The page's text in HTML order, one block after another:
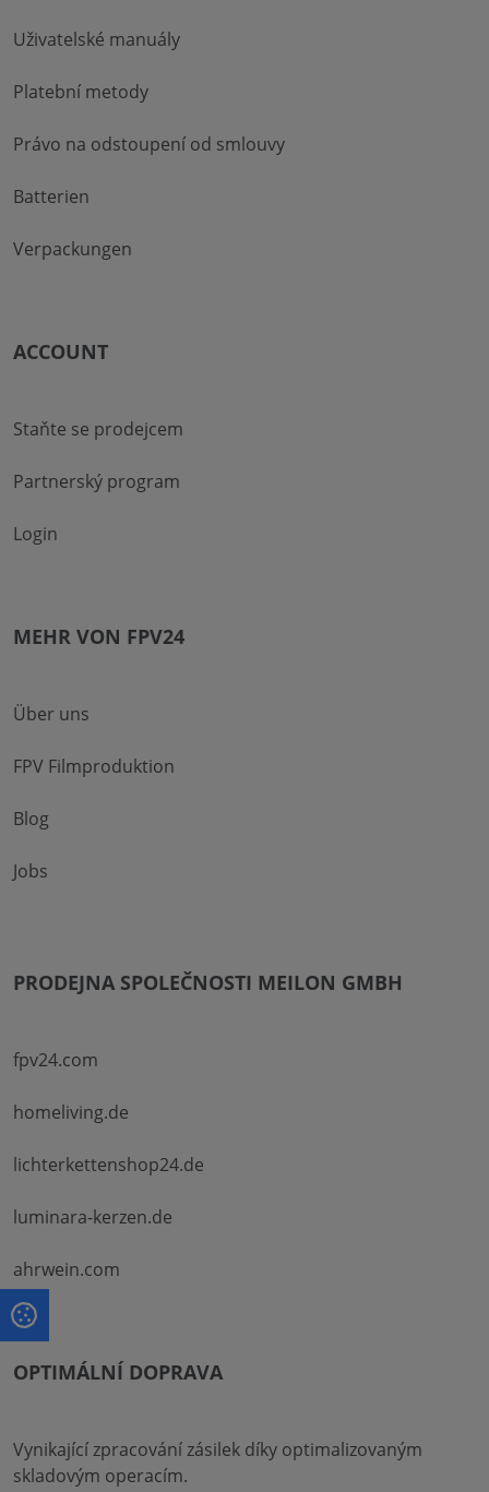
Uživatelské manuály
Platební metody
Právo na odstoupení od smlouvy
Batterien
Verpackungen
ACCOUNT
Staňte se prodejcem
Partnerský program
Login
MEHR VON FPV24
Über uns
FPV Filmproduktion
Blog
Jobs
PRODEJNA SPOLEČNOSTI MEILON GMBH
fpv24.com
homeliving.de
lichterkettenshop24.de
luminara-kerzen.de
ahrwein.com
OPTIMÁLNÍ DOPRAVA
Vynikající zpracování zásilek díky optimalizovaným
skladovým operacím.